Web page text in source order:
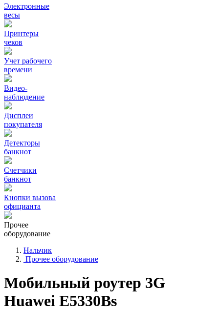
Электронные
весы
Принтеры
чеков
Учет рабочего
времени
Видео‑
наблюдение
Дисплеи
покупателя
Детекторы
банкнот
Счетчики
банкнот
Кнопки вызова
официанта
Прочее
оборудование
Нальчик
Прочее оборудование
Мобильный роутер 3G
Huawei E5330Bs